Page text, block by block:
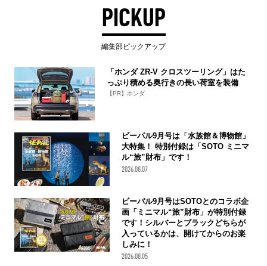
PICKUP
編集部ピックアップ
「ホンダ ZR-V クロスツーリング」はた
っぷり積める奥行きの長い荷室を装備
【PR】ホンダ
ビーパル9月号は「水族館＆博物館」
大特集！ 特別付録は「SOTO ミニマ
ル“旅”財布」です！
2026.08.07
ビーパル9月号はSOTOとのコラボ企
画「ミニマル“旅”財布」が特別付録
です！シルバーとブラックどちらが
入っているかは、開けてからのお楽
しみに！
2026.08.05